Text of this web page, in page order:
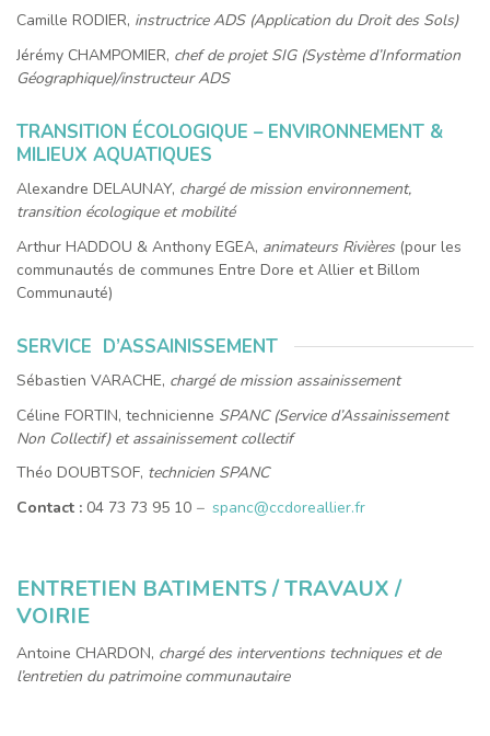
Camille RODIER, instructrice ADS (Application du Droit des Sols)
Jérémy CHAMPOMIER, chef de projet SIG (Système d’Information
Géographique)/instructeur ADS
TRANSITION ÉCOLOGIQUE – ENVIRONNEMENT &
MILIEUX AQUATIQUES
Alexandre DELAUNAY, chargé de mission environnement,
transition écologique et mobilité
Arthur HADDOU & Anthony EGEA, animateurs Rivières(pour les
communautés de communes Entre Dore et Allier et Billom
Communauté)
SERVICE D’ASSAINISSEMENT
Sébastien VARACHE, chargé de mission assainissement
Céline FORTIN, technicienne SPANC (Service d’Assainissement
Non Collectif) et assainissement collectif
Théo DOUBTSOF, technicien SPANC
Contact : 04 73 73 95 10 – spanc@ccdoreallier.fr
ENTRETIEN BATIMENTS / TRAVAUX /
VOIRIE
Antoine CHARDON, chargé des interventions techniques et de
l’entretien du patrimoine communautaire